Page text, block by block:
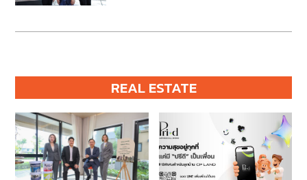
REAL ESTATE